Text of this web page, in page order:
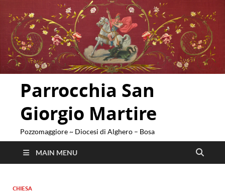
Parrocchia San
Giorgio Martire
Pozzomaggiore ~ Diocesi di Alghero – Bosa
MAIN MENU
CHIESA